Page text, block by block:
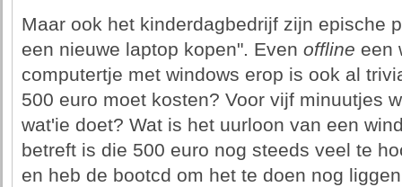
Maar ook het kinderdagbedrijf zijn epische
een nieuwe laptop kopen". Even offline een
computertje met windows erop is ook al
500 euro moet kosten? Voor vijf minuutjes
wat'ie doet? Wat is het uurloon van een
betreft is die 500 euro nog steeds veel te
en heb de bootcd om het te doen nog